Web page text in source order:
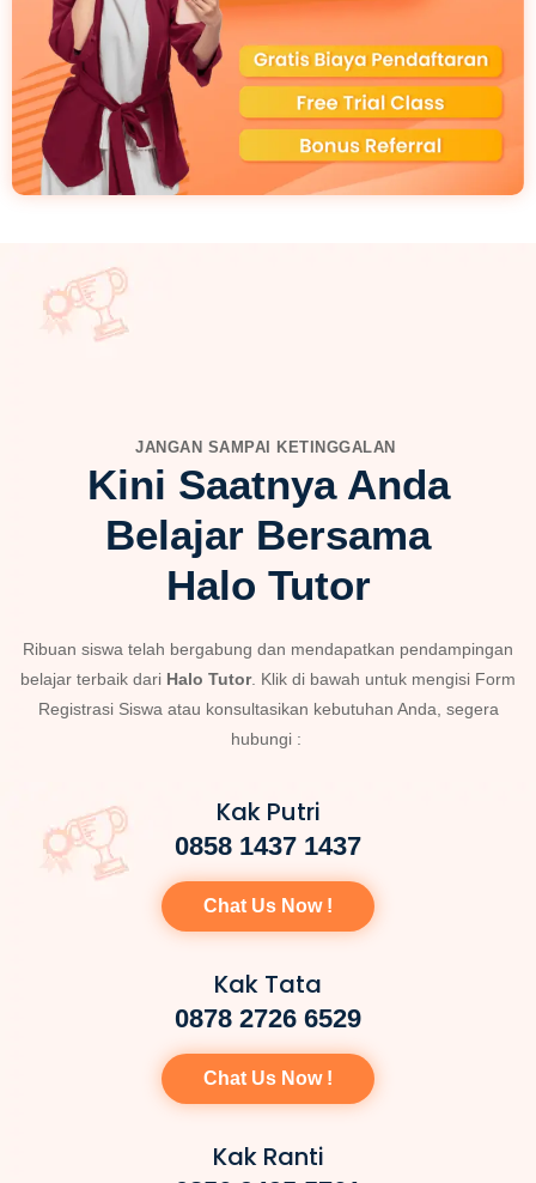
JANGAN SAMPAI KETINGGALAN
Kini Saatnya Anda
Belajar Bersama
Halo Tutor
Ribuan siswa telah bergabung dan mendapatkan pendampingan
belajar terbaik dari Halo Tutor. Klik di bawah untuk mengisi Form
Registrasi Siswa atau konsultasikan kebutuhan Anda, segera
hubungi :
Kak Putri
0858 1437 1437
Chat Us Now !
Kak Tata
0878 2726 6529
Chat Us Now !
Kak Ranti